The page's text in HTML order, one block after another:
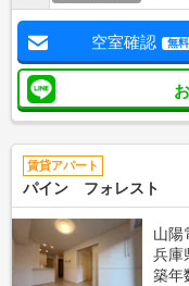
空室確認 無料
賃貸アパート
パイン フォレスト
山陽
兵庫
築年